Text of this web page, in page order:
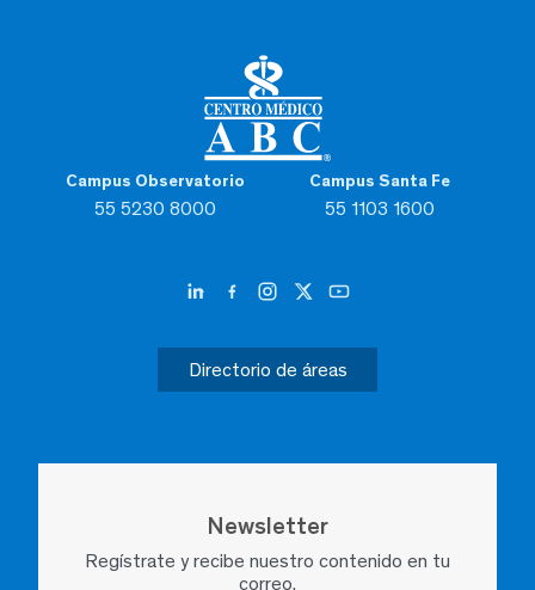
Campus Observatorio
55 5230 8000
Campus Santa Fe
55 1103 1600
Directorio de áreas
Newsletter
Regístrate y recibe nuestro contenido en tu
correo.